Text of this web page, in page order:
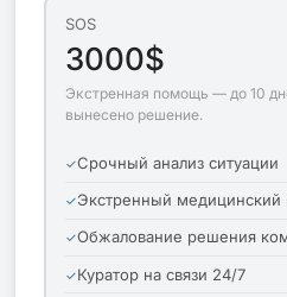
SOS
3000$
Экстренная помощь — до 10
вынесено решение.
Срочный анализ ситуации
Экстренный медицинский
Обжалование решения
Куратор на связи 24/7